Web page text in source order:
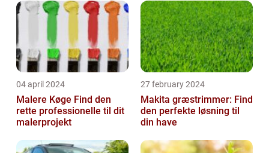
04 april 2024
Malere Køge Find den
rette professionelle til dit
malerprojekt
27 february 2024
Makita græstrimmer: Find
den perfekte løsning til
din have